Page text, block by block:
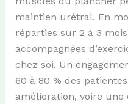
maintien urétral. En
réparties sur 2 à 3
accompagnées
chez soi. Un
60 à 80 % des
amélioration, voire